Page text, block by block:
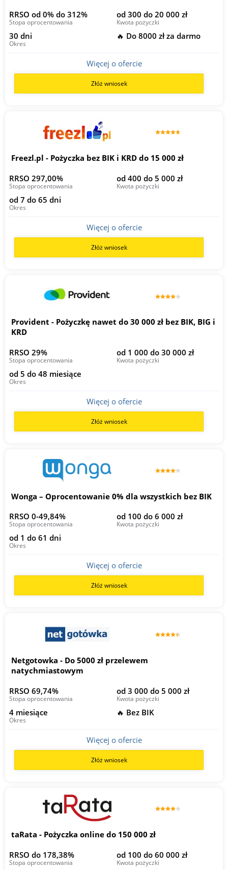
RRSO od 0% do 312%
Stopa oprocentowania
od 300 do 20 000 zł
Kwota pożyczki
30 dni
Okres
🔥 Do 8000 zł za darmo
Więcej o ofercie
Złóż wniosek
Freezl.pl - Pożyczka bez BIK i KRD do 15 000 zł
RRSO 297,00%
Stopa oprocentowania
od 400 do 5 000 zł
Kwota pożyczki
od 7 do 65 dni
Okres
Więcej o ofercie
Złóż wniosek
Provident - Pożyczkę nawet do 30 000 zł bez BIK, BIG i
KRD
RRSO 29%
Stopa oprocentowania
od 1 000 do 30 000 zł
Kwota pożyczki
od 5 do 48 miesiące
Okres
Więcej o ofercie
Złóż wniosek
Wonga – Oprocentowanie 0% dla wszystkich bez BIK
RRSO 0-49,84%
Stopa oprocentowania
od 100 do 6 000 zł
Kwota pożyczki
od 1 do 61 dni
Okres
Więcej o ofercie
Złóż wniosek
Netgotowka - Do 5000 zł przelewem
natychmiastowym
RRSO 69,74%
Stopa oprocentowania
od 3 000 do 5 000 zł
Kwota pożyczki
4 miesiące
Okres
🔥 Bez BIK
Więcej o ofercie
Złóż wniosek
taRata - Pożyczka online do 150 000 zł
RRSO do 178,38%
Stopa oprocentowania
od 100 do 60 000 zł
Kwota pożyczki